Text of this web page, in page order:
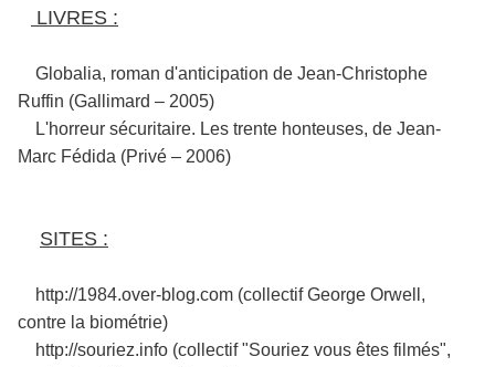
LIVRES :
Globalia, roman d'anticipation de Jean-Christophe
Ruffin (Gallimard – 2005)
L'horreur sécuritaire. Les trente honteuses, de Jean-
Marc Fédida (Privé – 2006)
SITES :
http://1984.over-blog.com (collectif George Orwell,
contre la biométrie)
http://souriez.info (collectif "Souriez vous êtes filmés",